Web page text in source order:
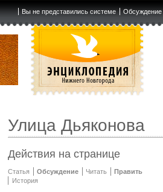
Вы не представились системе Обсуждение
Улица Дьяконова
Действия на странице
Статья Обсуждение Читать
Править
История